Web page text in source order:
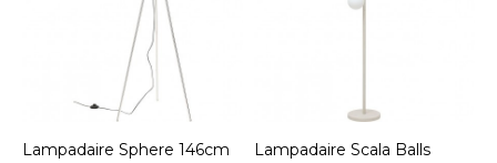
Lampadaire Sphere 146cm
Lampadaire Scala Balls